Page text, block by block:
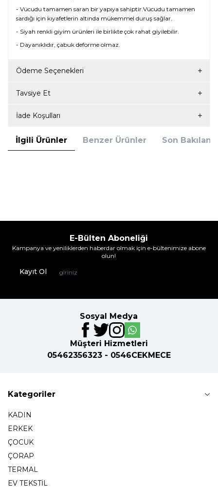
- Vücudu tamamen saran bir yapıya sahiptir.Vücudu tamamen
sardığı için kıyafetlerin altında mükemmel duruş sağlar.
- Siyah renkli giyim ürünleri ile birlikte çok rahat giyilebilir.
- Dayanıklıdır, çabuk deforme olmaz.
Ödeme Seçenekleri
Tavsiye Et
İade Koşulları
İlgili Ürünler Benzer Ürünler Son
E-Bülten Aboneliği
Kampanya ve yeniliklerden haberdar olmak için e-bültenimize abone
olun!
Kayıt Ol
Sosyal Medya
Müşteri Hizmetleri
05462356323 - 0546CEKMECE
Kategoriler
KADIN
ERKEK
ÇOCUK
ÇORAP
TERMAL
EV TEKSTİL